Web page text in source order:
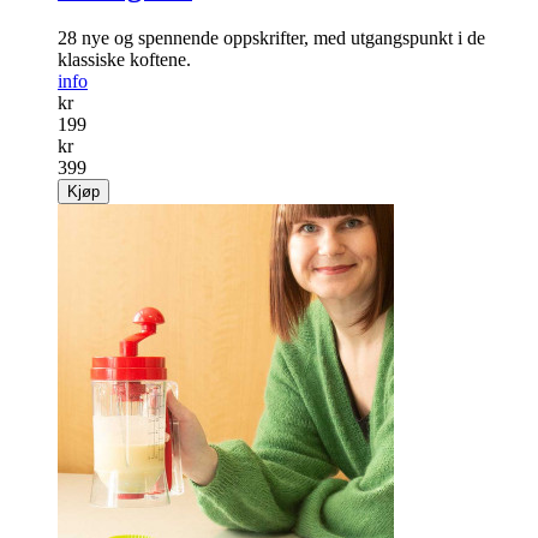
28 nye og spennende oppskrifter, med utgangspunkt i de
klassiske koftene.
info
kr
199
kr
399
Kjøp